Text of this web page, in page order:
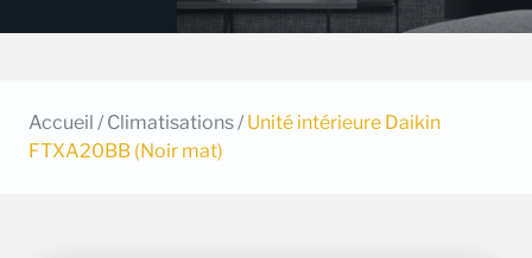
Accueil / Climatisations/ Unité intérieure Daikin
FTXA20BB (Noir mat)